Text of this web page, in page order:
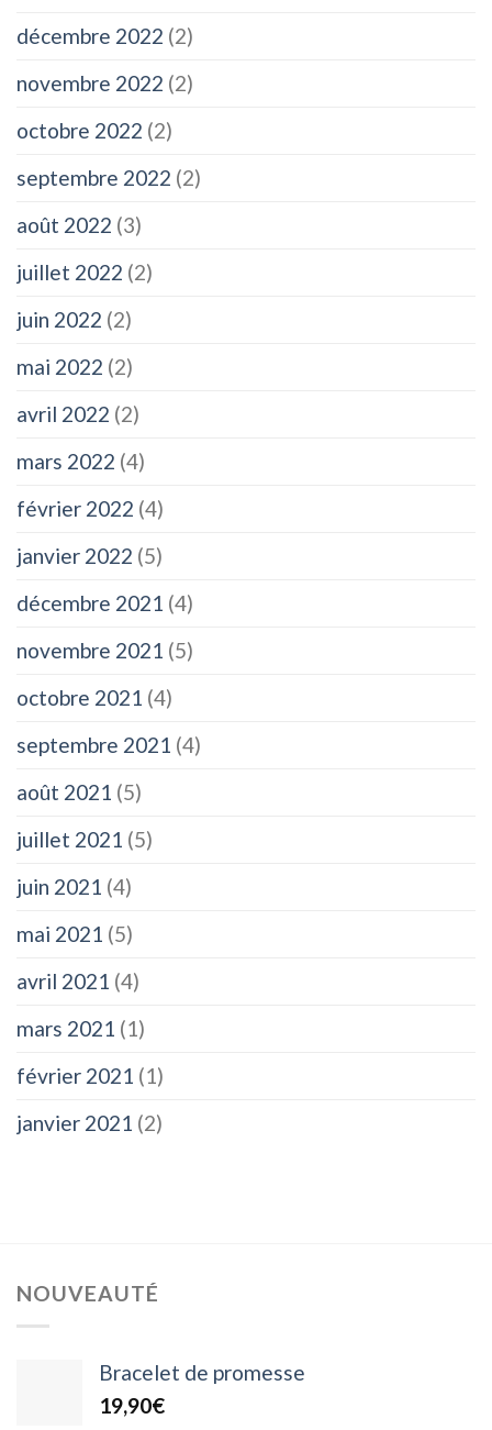
décembre 2022 (2)
novembre 2022 (2)
octobre 2022 (2)
septembre 2022 (2)
août 2022 (3)
juillet 2022 (2)
juin 2022 (2)
mai 2022 (2)
avril 2022 (2)
mars 2022 (4)
février 2022 (4)
janvier 2022 (5)
décembre 2021 (4)
novembre 2021 (5)
octobre 2021 (4)
septembre 2021 (4)
août 2021 (5)
juillet 2021 (5)
juin 2021 (4)
mai 2021 (5)
avril 2021 (4)
mars 2021 (1)
février 2021 (1)
janvier 2021 (2)
NOUVEAUTÉ
Bracelet de promesse
19,90€